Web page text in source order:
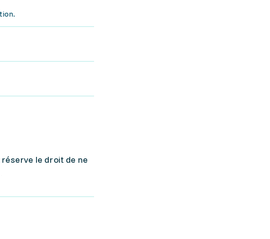
le droit de ne